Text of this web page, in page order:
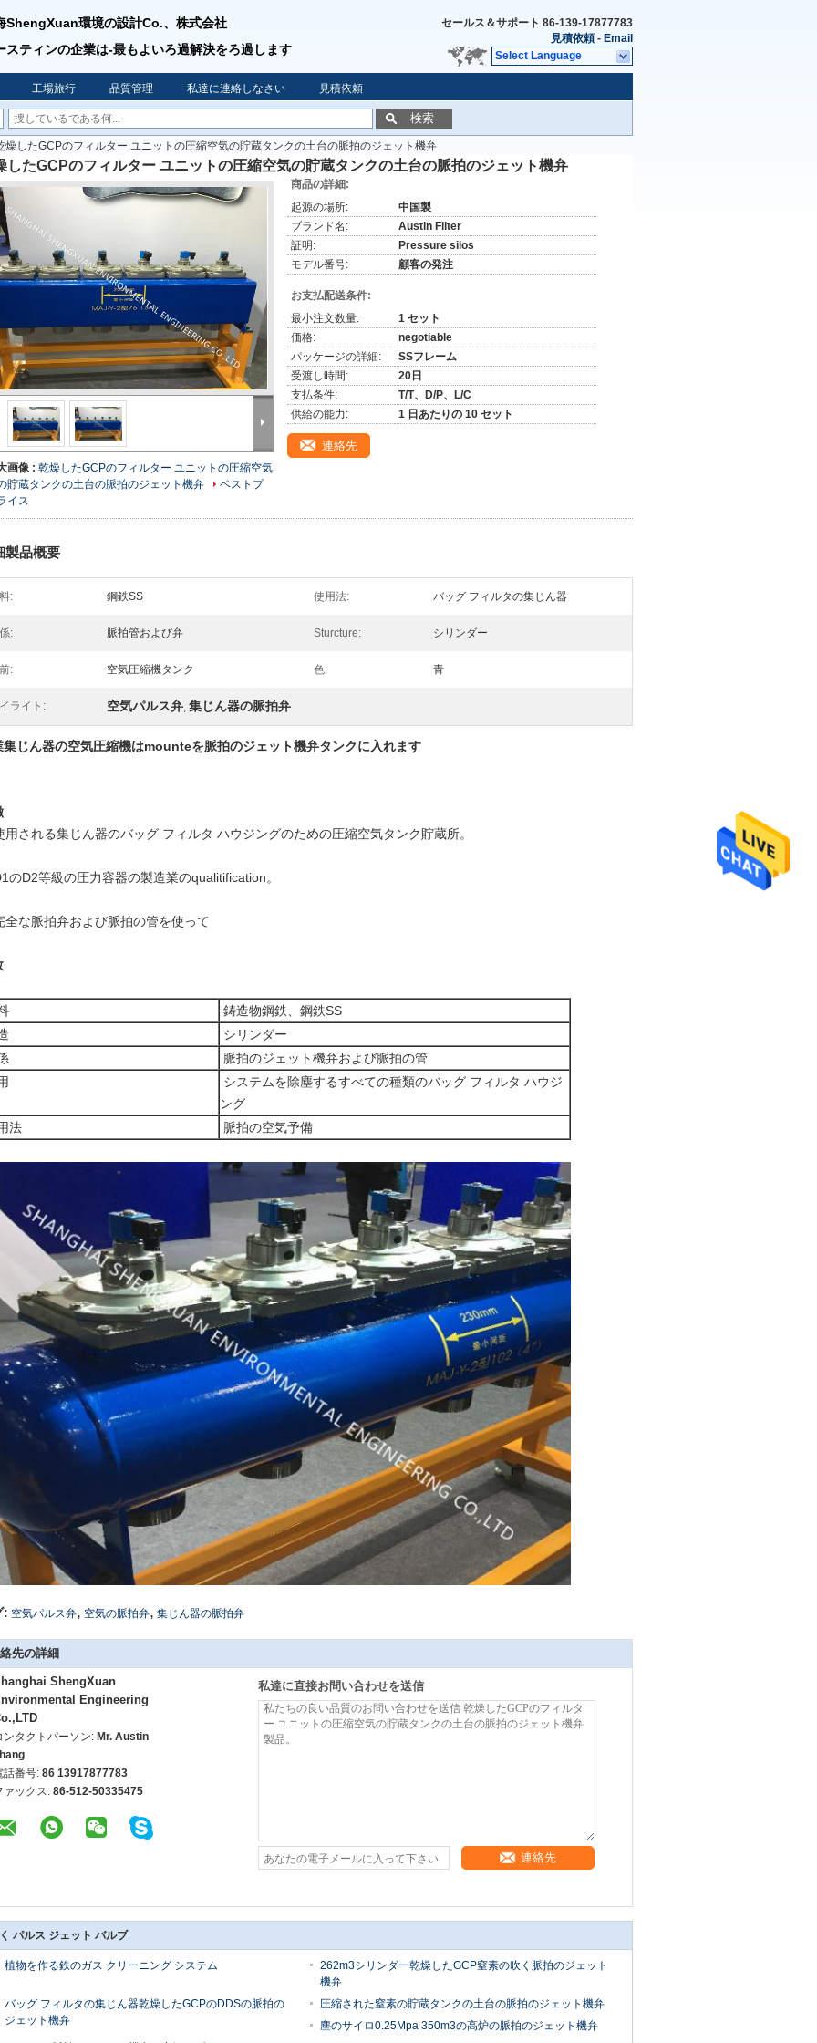
ShengXuan環境の設計Co.、株式会社
スティンの企業は-最もよいろ過解決をろ過します
セールス＆サポート 86-139-17877783
見積依頼 - Email
Select Language
工場旅行 品質管理 私達に連絡しなさい 見積依頼
検索
燥したGCPのフィルター ユニットの圧縮空気の貯蔵タンクの土台の脈拍のジェット機弁
したGCPのフィルター ユニットの圧縮空気の貯蔵タンクの土台の脈拍のジェット機弁
画像 : 乾燥したGCPのフィルター ユニットの圧縮空気
貯蔵タンクの土台の脈拍のジェット機弁
ベストプ
イス
商品の詳細:
起源の場所:
中国製
ブランド名:
Austin Filter
証明:
Pressure silos
モデル番号:
顧客の発注
お支払配送条件:
最小注文数量:
1 セット
価格:
negotiable
パッケージの詳細:
SSフレーム
受渡し時間:
20日
支払条件:
T/T、D/P、L/C
供給の能力:
1 日あたりの 10 セット
連絡先
製品概要
: 鋼鉄SS 使用法: バッグ フィルタの集じん器
: 脈拍管および弁 Sturcture: シリンダー
: 空気圧縮機タンク 色: 青
ライト: 空気パルス弁, 集じん器の脈拍弁
集じん器の空気圧縮機はmounteを脈拍のジェット機弁タンクに入れます
用される集じん器のバッグ フィルタ ハウジングのための圧縮空気タンク貯蔵所。
のD2等級の圧力容器の製造業のqualitification。
全な脈拍弁および脈拍の管を使って
鋳造物鋼鉄、鋼鉄SS
シリンダー
脈拍のジェット機弁および脈拍の管
システムを除塵するすべての種類のバッグ フィルタ ハウジ
ング
法
脈拍の空気予備
: 空気パルス弁, 空気の脈拍弁, 集じん器の脈拍弁
先の詳細
ShengXuan
Engineering
ンタクトパーソン: Mr. Austin
話番号: 86 13917877783
ァックス: 86-512-50335475
私達に直接お問い合わせを送信
連絡先
パルス ジェット バルブ
植物を作る鉄のガス クリーニング システム
262m3シリンダー乾燥したGCP窒素の吹く脈拍のジェット
機弁
バッグ フィルタの集じん器乾燥したGCPのDDSの脈拍の
ジェット機弁
圧縮された窒素の貯蔵タンクの土台の脈拍のジェット機弁
塵のサイロ0.25Mpa 350m3の高炉の脈拍のジェット機弁